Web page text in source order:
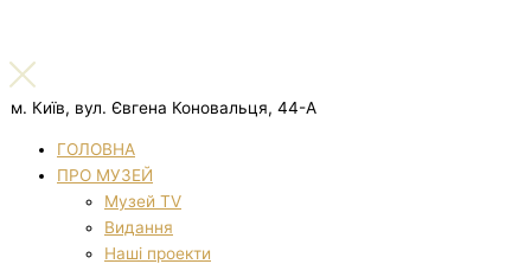
м. Київ, вул. Євгена Коновальця, 44-А
ГОЛОВНА
ПРО МУЗЕЙ
Музей TV
Видання
Наші проекти